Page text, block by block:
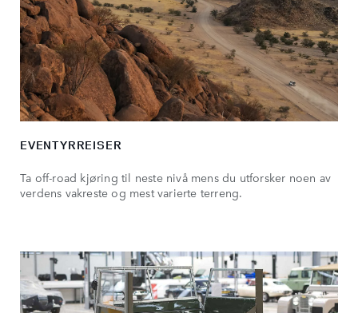
EVENTYRREISER
Ta off-road kjøring til neste nivå mens du utforsker noen av
verdens vakreste og mest varierte terreng.